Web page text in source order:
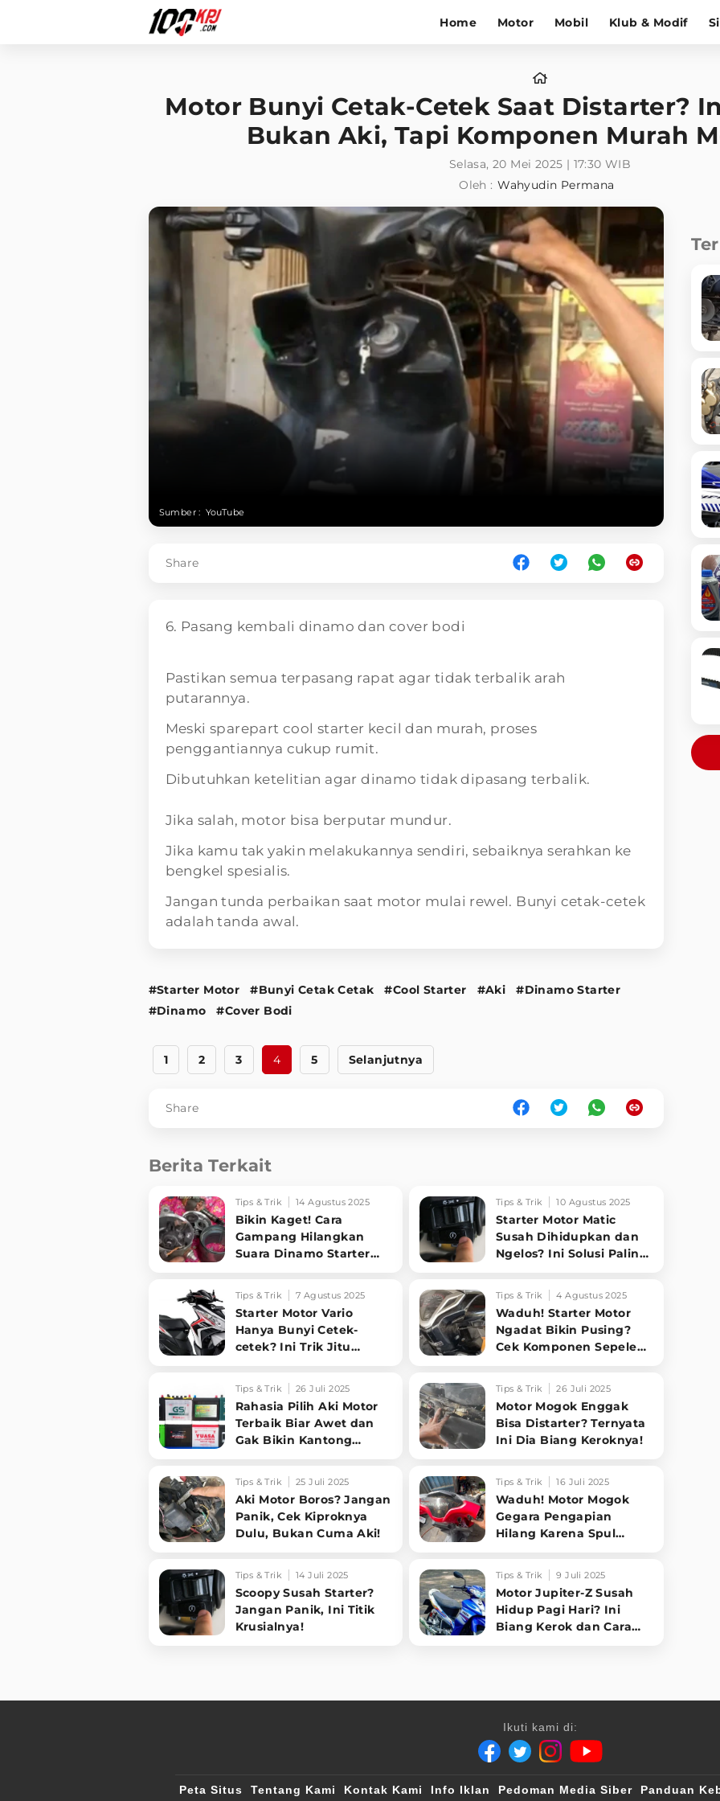
Home Motor Mobil Klub & Modif
Motor Bunyi Cetak-Cetek Saat Distarter?
Bukan Aki, Tapi Komponen Murah
Selasa, 20 Mei 2025 | 17:30 WIB
Oleh : Wahyudin Permana
Sumber : YouTube
Share
6. Pasang kembali dinamo dan cover bodi
Pastikan semua terpasang rapat agar tidak terbalik arah
putarannya.
Meski sparepart cool starter kecil dan murah, proses
penggantiannya cukup rumit.
Dibutuhkan ketelitian agar dinamo tidak dipasang terbalik.
Jika salah, motor bisa berputar mundur.
Jika kamu tak yakin melakukannya sendiri, sebaiknya serahkan ke
bengkel spesialis.
Jangan tunda perbaikan saat motor mulai rewel. Bunyi cetak-cetek
adalah tanda awal.
#Starter Motor #Bunyi Cetak Cetak #Cool Starter #Aki
#Dinamo Starter
#Dinamo
#Cover Bodi
1 2 3 4 5 Selanjutnya
Share
Berita Terkait
Tips & Trik 14 Agustus 2025
Bikin Kaget! Cara
Gampang Hilangkan
Suara Dinamo Starter
Dimatikan!
Tips & Trik 10 Agustus 2025
Starter Motor Matic
Susah Dihidupkan dan
Ngelos? Ini Solusi Paling
Tips & Trik 7 Agustus 2025
Starter Motor Vario
Hanya Bunyi Cetek-
cetek? Ini Trik Jitu
Ganti Komponen!
Tips & Trik 4 Agustus 2025
Waduh! Starter Motor
Ngadat Bikin Pusing?
Cek Komponen Sepele
Tips & Trik 26 Juli 2025
Rahasia Pilih Aki Motor
Terbaik Biar Awet dan
Gak Bikin Kantong
Tips & Trik 26 Juli 2025
Motor Mogok Enggak
Bisa Distarter? Ternyata
Ini Dia Biang Keroknya!
Tips & Trik 25 Juli 2025
Aki Motor Boros? Jangan
Panik, Cek Kiproknya
Dulu, Bukan Cuma Aki!
Tips & Trik 16 Juli 2025
Waduh! Motor Mogok
Gegara Pengapian
Hilang Karena Spul
Betulinnya!
Tips & Trik 14 Juli 2025
Scoopy Susah Starter?
Jangan Panik, Ini Titik
Krusialnya!
Tips & Trik 9 Juli 2025
Motor Jupiter-Z Susah
Hidup Pagi Hari? Ini
Biang Kerok dan Cara
Ikuti kami di:
Peta Situs Tentang Kami Kontak Kami Info Iklan Pedoman Media Siber Panduan